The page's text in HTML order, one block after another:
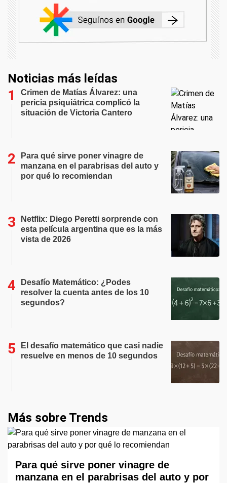
Noticias más leídas
Crimen de Matías Álvarez: una
pericia psiquiátrica complicó la
situación de Victoria Cantero
Para qué sirve poner vinagre de
manzana en el parabrisas del auto y
por qué lo recomiendan
Netflix: Diego Peretti sorprende con
esta película argentina que es la más
vista de 2026
Desafío Matemático: ¿Podes
resolver la cuenta antes de los 10
segundos?
El desafío matemático que casi nadie
resuelve en menos de 10 segundos
Más sobre Trends
Para qué sirve poner vinagre de
manzana en el parabrisas del auto y por